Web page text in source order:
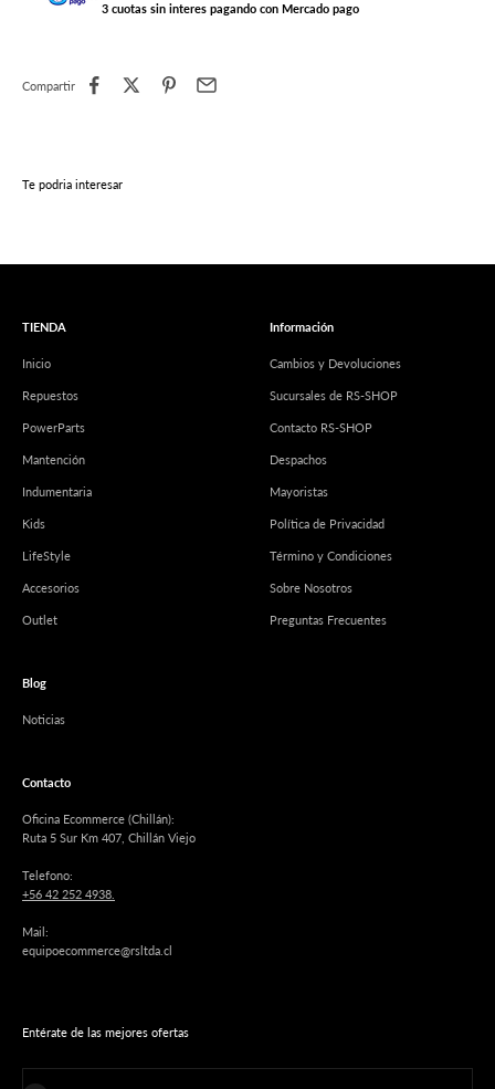
3 cuotas sin interes pagando con Mercado pago
Compartir
Te podria interesar
TIENDA
Inicio
Repuestos
PowerParts
Mantención
Indumentaria
Kids
LifeStyle
Accesorios
Outlet
Información
Cambios y Devoluciones
Sucursales de RS-SHOP
Contacto RS-SHOP
Despachos
Mayoristas
Política de Privacidad
Término y Condiciones
Sobre Nosotros
Preguntas Frecuentes
Blog
Noticias
Contacto
Oficina Ecommerce (Chillán):
Ruta 5 Sur Km 407, Chillán Viejo
Telefono:
+56 42 252 4938.
Mail:
equipoecommerce@rsltda.cl
Entérate de las mejores ofertas